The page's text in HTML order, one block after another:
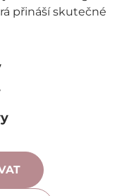
přináší skutečné